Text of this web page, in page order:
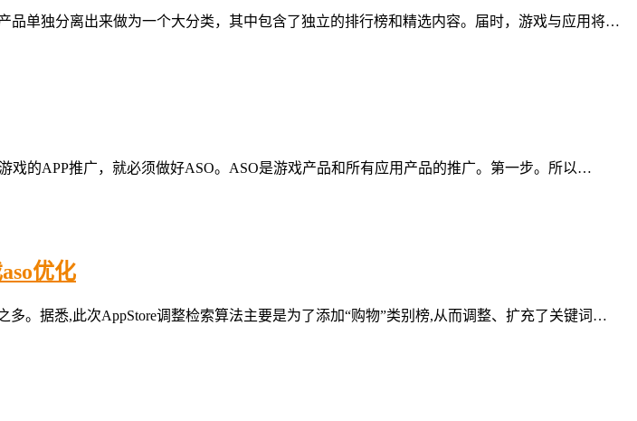
品单独分离出来做为一个大分类，其中包含了独立的排行榜和精选内容。届时，游戏与应用将…
戏的APP推广，就必须做好ASO。ASO是游戏产品和所有应用产品的推广。第一步。所以…
优化
。据悉,此次AppStore调整检索算法主要是为了添加“购物”类别榜,从而调整、扩充了关键词…